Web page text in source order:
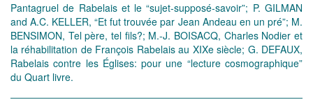
Pantagruel de Rabelais et le “sujet-supposé-savoir”; P. GILMAN
and A.C. KELLER, “Et fut trouvée par Jean Andeau en un pré”; M.
BENSIMON, Tel père, tel fils?; M.-J. BOISACQ, Charles Nodier et
la réhabilitation de François Rabelais au XIXe siècle; G. DEFAUX,
Rabelais contre les Églises: pour une “lecture cosmographique”
du Quart livre.